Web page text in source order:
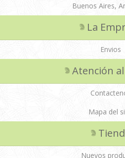
Buenos Aires,
La
Envios
Atención
Mapa del
Nuevos